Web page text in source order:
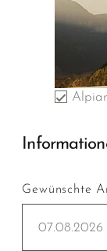
Gewünschte
07.08.2026